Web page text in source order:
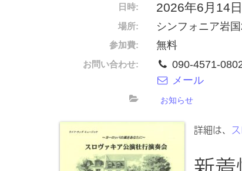
日時: 2026年6月14
場所: シンフォニア岩
参加費: 無料
お問い合わせ:
090-4571-
メール
お知らせ
詳細は、